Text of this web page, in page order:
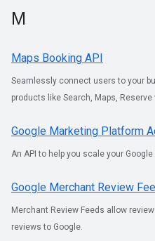
M
Maps Booking API
Seamlessly connect users to your
products like Search, Maps,
Google Marketing Platform
An API to help you scale your
Google Merchant Review
Merchant Review Feeds allow
reviews to Google.